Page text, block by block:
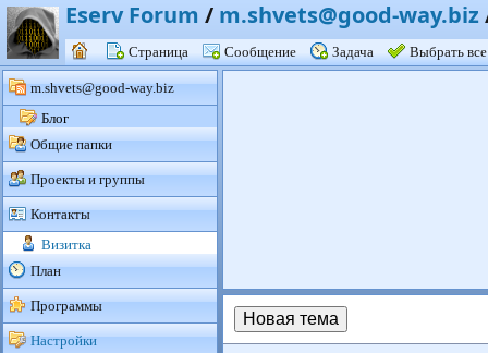
Eserv Forum / m.shvets@good-way.biz
Страница Сообщение Задача Выбрать все
m.shvets@good-way.biz
Блог
Общие папки
Проекты и группы
Контакты
Визитка
План
Программы
Настройки
Новая тема